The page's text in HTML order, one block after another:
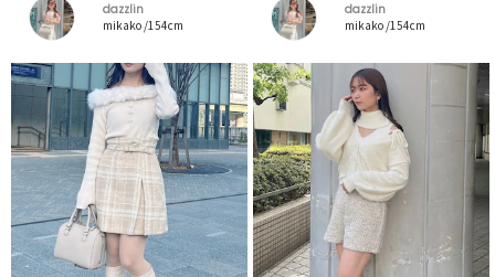
dazzlin
mikako /154cm
dazzlin
mikako /154cm